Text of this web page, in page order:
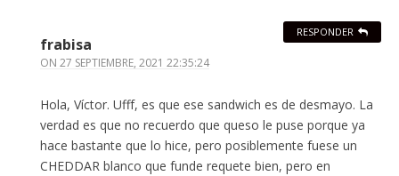
frabisa
ON 27 SEPTIEMBRE, 2021 22:35:24
Hola, Víctor. Ufff, es que ese sandwich es de desmayo. La
verdad es que no recuerdo que queso le puse porque ya
hace bastante que lo hice, pero posiblemente fuese un
CHEDDAR blanco que funde requete bien, pero en
RESPONDER